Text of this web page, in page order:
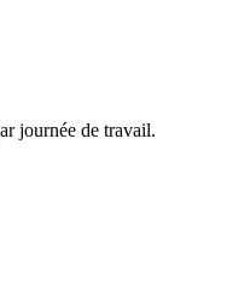
journée de travail.